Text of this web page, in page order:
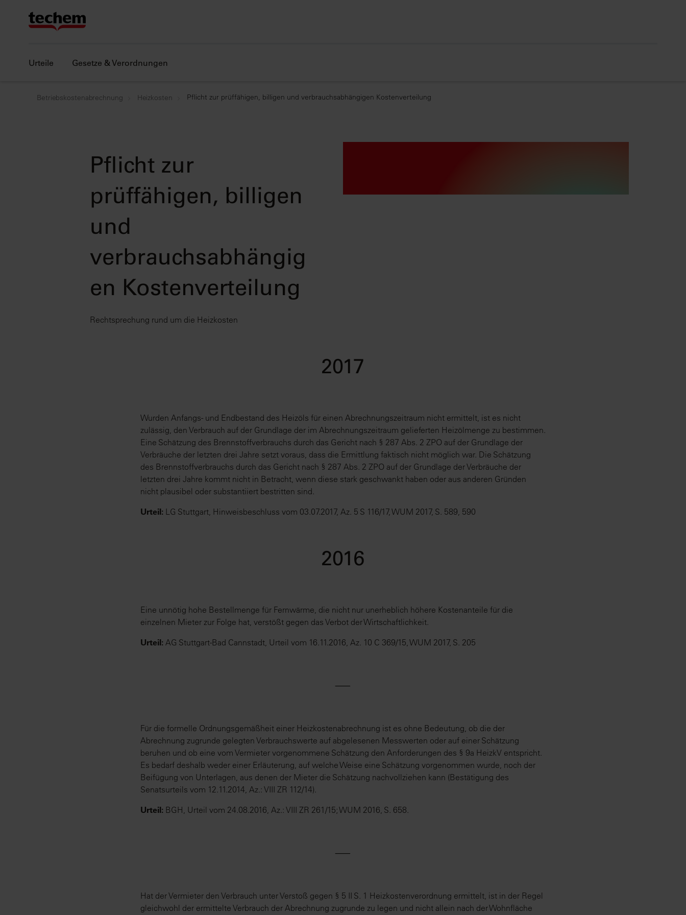
Urteile Gesetze & Verordnungen
Betriebskostenabrechnung Heizkosten Pflicht zur prüffähigen, billigen und verbrauchsabhängigen Kostenverteilung
Pflicht zur
prüffähigen, billigen
und
verbrauchsabhängig
en Kostenverteilung
Rechtsprechung rund um die Heizkosten
2017
Wurden Anfangs- und Endbestand des Heizöls für einen Abrechnungszeitraum nicht ermittelt, ist es nicht
zulässig, den Verbrauch auf der Grundlage der im Abrechnungszeitraum gelieferten Heizölmenge zu bestimmen.
Eine Schätzung des Brennstoffverbrauchs durch das Gericht nach § 287 Abs. 2 ZPO auf der Grundlage der
Verbräuche der letzten drei Jahre setzt voraus, dass die Ermittlung faktisch nicht möglich war. Die Schätzung
des Brennstoffverbrauchs durch das Gericht nach § 287 Abs. 2 ZPO auf der Grundlage der Verbräuche der
letzten drei Jahre kommt nicht in Betracht, wenn diese stark geschwankt haben oder aus anderen Gründen
nicht plausibel oder substantiiert bestritten sind.
Urteil: LG Stuttgart, Hinweisbeschluss vom 03.07.2017, Az. 5 S 116/17, WUM 2017, S. 589, 590
2016
Eine unnötig hohe Bestellmenge für Fernwärme, die nicht nur unerheblich höhere Kostenanteile für die
einzelnen Mieter zur Folge hat, verstößt gegen das Verbot der Wirtschaftlichkeit.
Urteil: AG Stuttgart-Bad Cannstadt, Urteil vom 16.11.2016, Az. 10 C 369/15, WUM 2017, S. 205
⸺
Für die formelle Ordnungsgemäßheit einer Heizkostenabrechnung ist es ohne Bedeutung, ob die der
Abrechnung zugrunde gelegten Verbrauchswerte auf abgelesenen Messwerten oder auf einer Schätzung
beruhen und ob eine vom Vermieter vorgenommene Schätzung den Anforderungen des § 9a HeizkV entspricht.
Es bedarf deshalb weder einer Erläuterung, auf welche Weise eine Schätzung vorgenommen wurde, noch der
Beifügung von Unterlagen, aus denen der Mieter die Schätzung nachvollziehen kann (Bestätigung des
Senatsurteils vom 12.11.2014, Az.: VIII ZR 112/14).
Urteil: BGH, Urteil vom 24.08.2016, Az.: VIII ZR 261/15; WUM 2016, S. 658.
⸺
Hat der Vermieter den Verbrauch unter Verstoß gegen § 5 II S. 1 Heizkostenverordnung ermittelt, ist in der Regel
gleichwohl der ermittelte Verbrauch der Abrechnung zugrunde zu legen und nicht allein nach der Wohnfläche